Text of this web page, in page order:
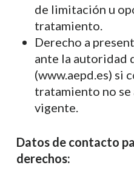
de limitación u
tratamiento.
Derecho a
ante la autoridad
(www.aepd.es) si
tratamiento no se
vigente.
Datos de contacto
derechos: